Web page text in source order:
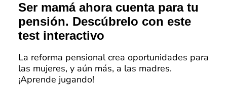
Ser mamá ahora cuenta para tu
pensión. Descúbrelo con este
test interactivo
La reforma pensional crea oportunidades para
las mujeres, y aún más, a las madres.
¡Aprende jugando!